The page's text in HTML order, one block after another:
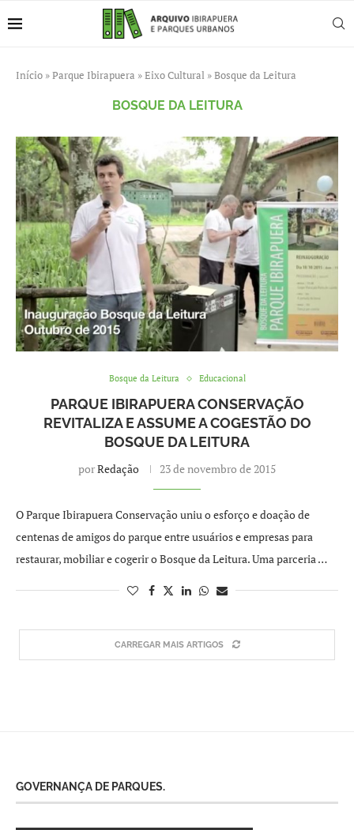
Início »Parque Ibirapuera »Eixo Cultural »Bosque da Leitura
BOSQUE DA LEITURA
Bosque da Leitura Educacional
PARQUE IBIRAPUERA CONSERVAÇÃO
REVITALIZA E ASSUME A COGESTÃO DO
BOSQUE DA LEITURA
porRedação 23 de novembro de 2015
O Parque Ibirapuera Conservação uniu o esforço e doação de
centenas de amigos do parque entre usuários e empresas para
restaurar, mobiliar e cogerir o Bosque da Leitura. Uma parceria …
CARREGAR MAIS ARTIGOS
GOVERNANÇA DE PARQUES.